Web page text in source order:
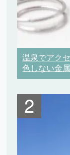
温泉でアク
色しない金